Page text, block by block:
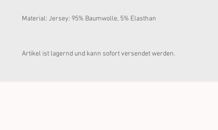
Material: Jersey: 95% Baumwolle, 5% Elasthan
Artikel ist lagernd und kann sofort versendet werden.